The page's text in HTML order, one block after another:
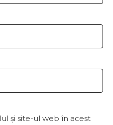
și site-ul web în acest